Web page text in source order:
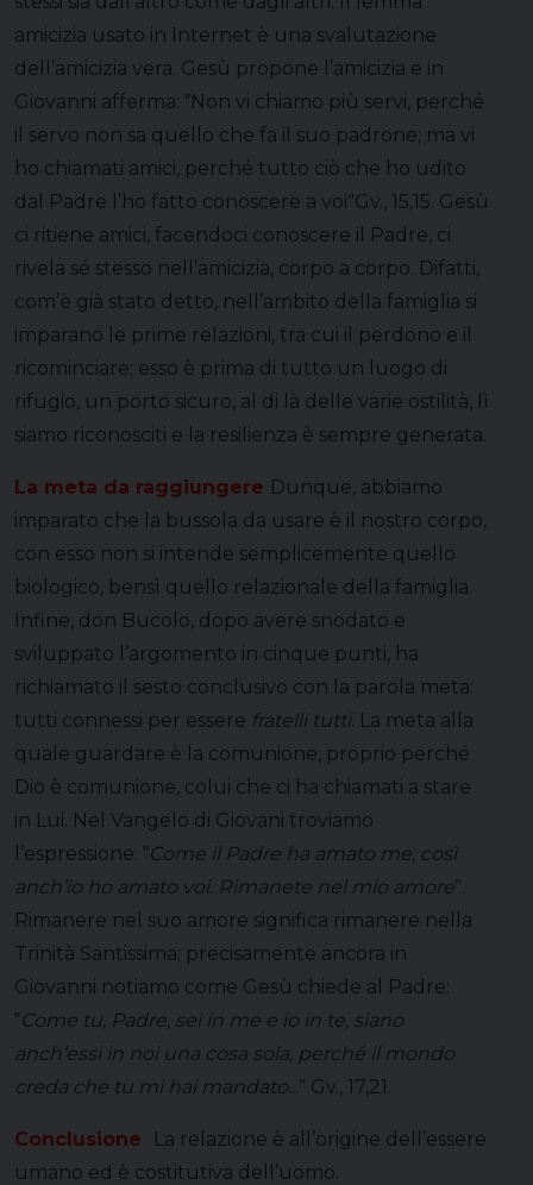
amicizia usato in Internet è una svalutazione
dell’amicizia vera. Gesù propone l’amicizia e in
Giovanni afferma: ‟Non vi chiamo più servi, perché
il servo non sa quello che fa il suo padrone; ma vi
ho chiamati amici, perché tutto ciò che ho udito
dal Padre l’ho fatto conoscere a voiˮGv., 15,15. Gesù
ci ritiene amici, facendoci conoscere il Padre, ci
rivela sé stesso nell’amicizia, corpo a corpo. Difatti,
com’è già stato detto, nell’ambito della famiglia si
imparano le prime relazioni, tra cui il perdono e il
ricominciare; esso è prima di tutto un luogo di
rifugio, un porto sicuro, al di là delle varie ostilità, lì
siamo riconosciti e la resilienza è sempre generata.
La meta da raggiungere Dunque, abbiamo
imparato che la bussola da usare è il nostro corpo,
con esso non si intende semplicemente quello
biologico, bensì quello relazionale della famiglia.
Infine, don Bucolo, dopo avere snodato e
sviluppato l’argomento in cinque punti, ha
richiamato il sesto conclusivo con la parola meta:
tutti connessi per essere fratelli tutti . La meta alla
quale guardare è la comunione, proprio perché
Dio è comunione, colui che ci ha chiamati a stare
in Lui. Nel Vangelo di Giovani troviamo
l’espressione: ‟Come il Padre ha amato me, così
anch’io ho amato voi. Rimanete nel mio amoreˮ.
Rimanere nel suo amore significa rimanere nella
Trinità Santissima; precisamente ancora in
Giovanni notiamo come Gesù chiede al Padre:
‟Come tu, Padre, sei in me e io in te, siano
anch’essi in noi una cosa sola, perché il mondo
creda che tu mi hai mandato.. .ˮ Gv., 17,21.
Conclusione
La relazione è all’origine dell’essere
umano ed è costitutiva dell’uomo.